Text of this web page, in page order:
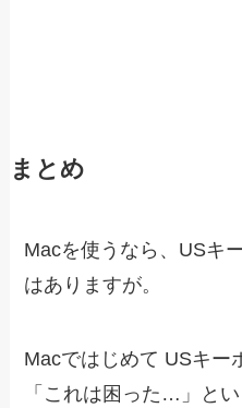
まとめ
Macを使うなら、USキ
はありますが。
Macではじめて USキー
「これは困った…」と